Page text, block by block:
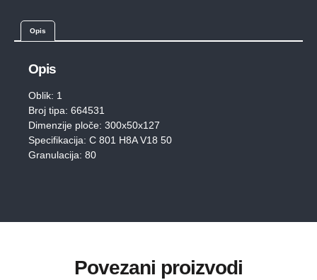
Opis
Opis
Oblik: 1
Broj tipa: 664531
Dimenzije ploče: 300x50x127
Specifikacija: C 801 H8A V18 50
Granulacija: 80
Povezani proizvodi